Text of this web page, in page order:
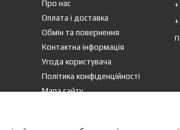
Про нас
Оплата і доставка
Обмін та повернення
Контактна інформація
Угода користувача
Політика конфіденційності
Мапа сайту